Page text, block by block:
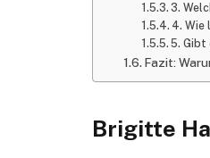
3.
4. Wie
5. Gibt
Fazit:
Brigitte